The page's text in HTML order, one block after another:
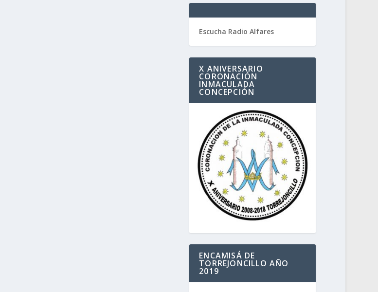
Escucha Radio Alfares
X ANIVERSARIO
CORONACIÓN
INMACULADA
CONCEPCIÓN
ENCAMISÁ DE
TORREJONCILLO AÑO
2019